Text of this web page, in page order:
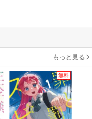
もっと見る
無料